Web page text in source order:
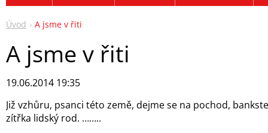
Úvod A jsme v řiti
A jsme v řiti
19.06.2014 19:35
Již vzhůru, psanci této země, dejme se na pochod,
zítřka lidský rod. ……..